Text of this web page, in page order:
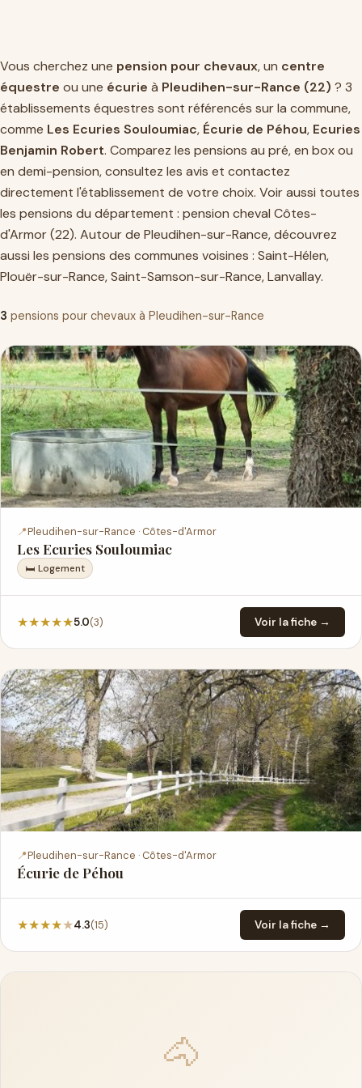
Vous cherchez une pension pour chevaux, un centre
équestre ou une écurie à Pleudihen-sur-Rance (22) ? 3
établissements équestres sont référencés sur la commune,
comme Les Ecuries Souloumiac, Écurie de Péhou, Ecuries
Benjamin Robert. Comparez les pensions au pré, en box ou
en demi-pension, consultez les avis et contactez
directement l'établissement de votre choix. Voir aussi toutes
les pensions du département : pension cheval Côtes-
d'Armor (22). Autour de Pleudihen-sur-Rance, découvrez
aussi les pensions des communes voisines : Saint-Hélen,
Plouër-sur-Rance,Saint-Samson-sur-Rance,Lanvallay.
3 pensions pour chevaux à Pleudihen-sur-Rance
📍Pleudihen-sur-Rance · Côtes-d'Armor
Les Ecuries Souloumiac
🛏 Logement
★★★★★5.0(3) Voir la fiche →
📍Pleudihen-sur-Rance · Côtes-d'Armor
Écurie de Péhou
★★★★★4.3(15) Voir la fiche →
🐴